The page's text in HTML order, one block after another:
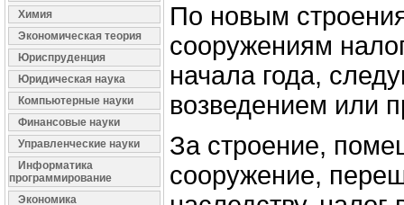
Химия
Экономическая теория
Юриспруденция
Юридическая наука
Компьютерные науки
Финансовые науки
Управленческие науки
Информатика
программирование
Экономика
По новым
сооружениям
начала года,
возведением или
За строение,
сооружение,